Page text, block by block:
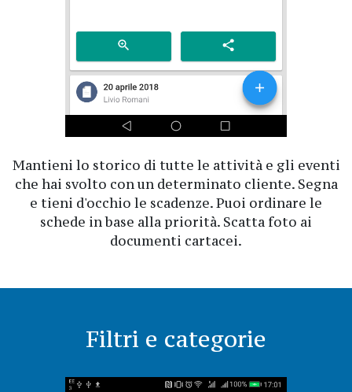
Mantieni lo storico di tutte le attività e gli eventi
che hai svolto con un determinato cliente. Segna
e tieni d'occhio le scadenze. Puoi ordinare le
schede in base alla priorità. Scatta foto ai
documenti cartacei.
Filtri e categorie